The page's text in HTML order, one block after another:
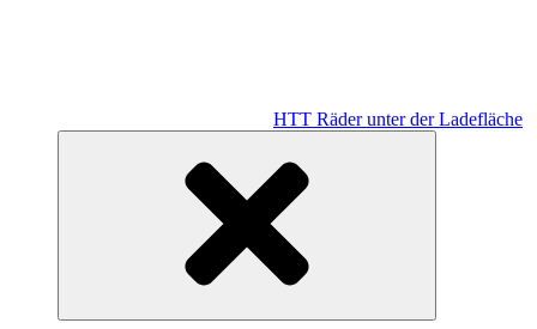
HTT Räder unter der Ladefläche